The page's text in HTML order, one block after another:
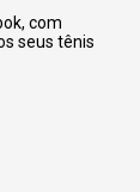
com
seus tênis